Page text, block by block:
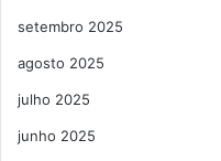
setembro 2025
agosto 2025
julho 2025
junho 2025